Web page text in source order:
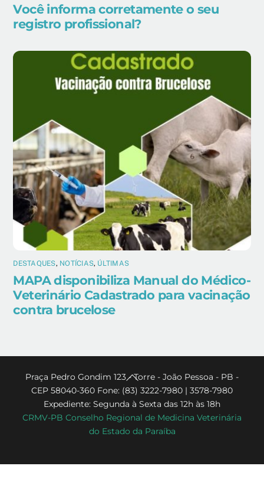
Você informa corretamente o seu
registro profissional?
DESTAQUES, NOTÍCIAS, ÚLTIMAS
MAPA disponibiliza Manual do Médico-
Veterinário Cadastrado para vacinação
contra brucelose
Back
To
Top
Praça Pedro Gondim 123 - Torre - João Pessoa - PB -
CEP 58040-360 Fone: (83) 3222-7980 | 3578-7980
Expediente: Segunda à Sexta das 12h às 18h
CRMV-PB Conselho Regional de Medicina Veterinária
do Estado da Paraíba